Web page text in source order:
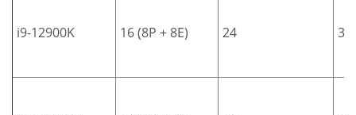
i9-12900K 16 (8P + 8E) 24